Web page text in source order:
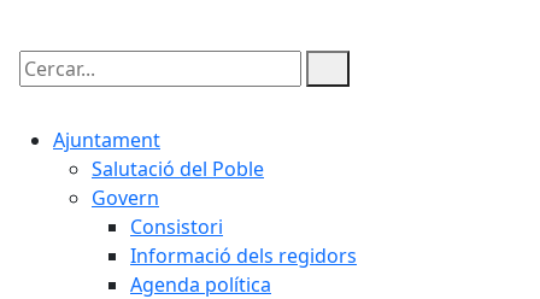
Cercar:
Ajuntament
Salutació del Poble
Govern
Consistori
Informació dels regidors
Agenda política